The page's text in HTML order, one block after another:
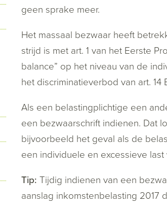
geen sprake meer.
Het massaal bezwaar heeft
strijd is met art. 1 van het Eerste
balance” op het niveau van de
het discriminatieverbod van art. 14
Als een belastingplichtige een
een bezwaarschrift indienen. Dat
bijvoorbeeld het geval als de
een individuele en excessieve last
Tip: Tijdig indienen van een
aanslag inkomstenbelasting 2017